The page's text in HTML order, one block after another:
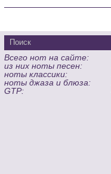
Всего нот на сайте:
из них ноты песен:
ноты классики:
ноты джаза и блюза:
GTP: